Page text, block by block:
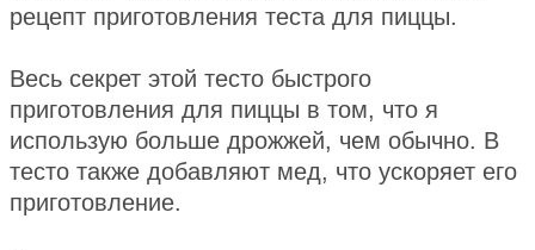
рецепт приготовления теста для пиццы.
Весь секрет этой тесто быстрого
приготовления для пиццы в том, что я
использую больше дрожжей, чем обычно. В
тесто также добавляют мед, что ускоряет его
приготовление.